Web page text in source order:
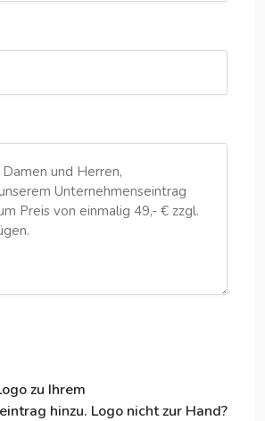
zu Ihrem
hinzu. Logo nicht zur Hand?